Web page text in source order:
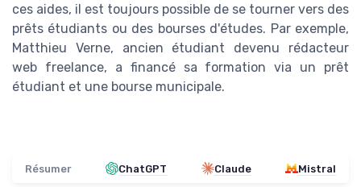
ces aides, il est toujours possible de se tourner vers des
prêts étudiants ou des bourses d'études. Par exemple,
Matthieu Verne, ancien étudiant devenu rédacteur
web freelance, a financé sa formation via un prêt
étudiant et une bourse municipale.
Résumer ChatGPT Claude Mistral